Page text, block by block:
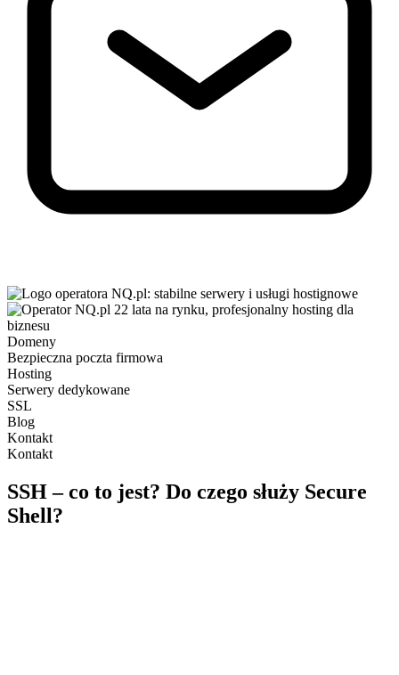
Domeny
Bezpieczna poczta firmowa
Hosting
Serwery dedykowane
SSL
Blog
Kontakt
Kontakt
SSH – co to jest? Do czego służy Secure
Shell?